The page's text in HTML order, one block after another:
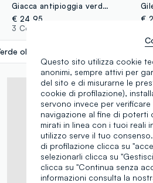
Giacca antipioggia verde con cappuccio e zip per bambino
€ 24,95
3 Colori
oliva
€
Questo sito utilizza cookie
anonimi, sempre attivi per
del sito e di misurarne le
cookie di profilazione),
servono invece per
navigazione al fine di poterti
mirati in linea con i tuoi reali
utilizzo serve il tuo
di profilazione clicca su
selezionarli clicca su
clicca su "Continua senza
informazioni consulta la